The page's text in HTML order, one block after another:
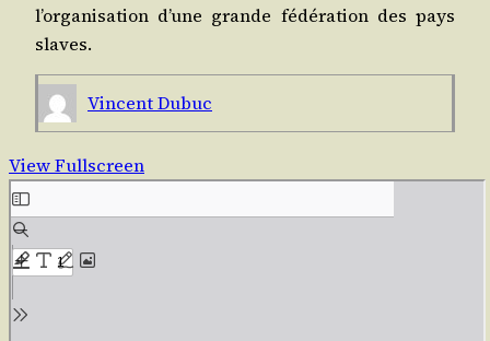
l’organisation d’une grande fédé­ra­tion des pays
slaves.
Vincent Dubuc
View Fullscreen